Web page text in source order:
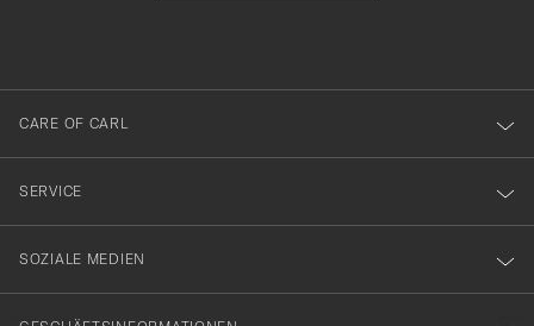
dig
till
vårt
nyhetsbrev!
CARE OF CARL
SERVICE
SOZIALE MEDIEN